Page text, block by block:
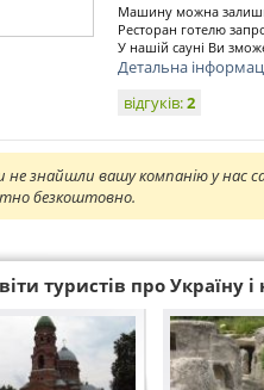
Машину можна
Ресторан готелю
У нашій сауні Ви
Детальна
відгуків:2
не знайшли вашу компанію у нас
безкоштовно.
туристів про Україну і